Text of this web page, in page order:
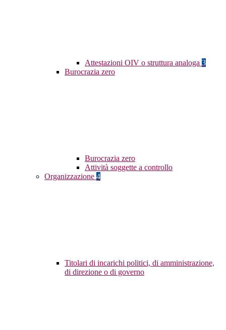
Attestazioni OIV o struttura analoga 3
Burocrazia zero
Burocrazia zero
Attività soggette a controllo
Organizzazione 4
Titolari di incarichi politici, di amministrazione,
di direzione o di governo